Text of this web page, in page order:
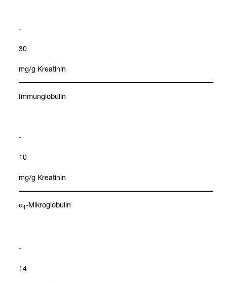
-
30
mg/g Krea­ti­nin
Immun­glo­bu­lin
-
10
mg/g Krea­ti­nin
α1-​Mikro­glo­bu­lin
-
14